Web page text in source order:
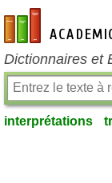
fr-academic.com
Dictionnaires et
interprétations